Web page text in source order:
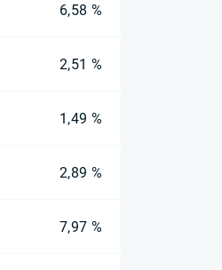
6,58 %
2,51 %
1,49 %
2,89 %
7,97 %